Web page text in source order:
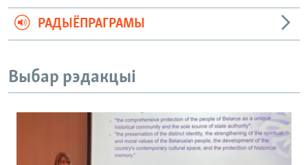
РАДЫЁПРАГРАМЫ
Выбар рэдакцыі